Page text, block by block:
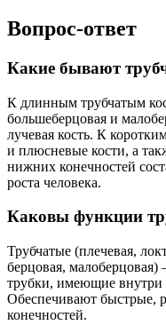
Вопрос-ответ
Какие бывают
К длинным трубчатым
большеберцовая и
лучевая кость. К
и плюсневые кости, а
нижних конечностей
роста человека.
Каковы функции
Трубчатые (плечевая,
берцовая,
трубки, имеющие внутри
Обеспечивают быстрые,
конечностей.